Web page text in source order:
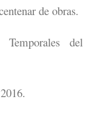
de obras.
del